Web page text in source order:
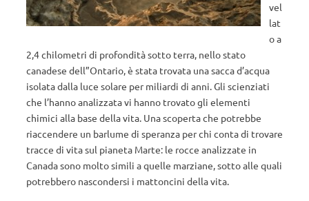
vel
lat
o a
2,4 chilometri di profondità sotto terra, nello stato
canadese dell”Ontario, è stata trovata una sacca d’acqua
isolata dalla luce solare per miliardi di anni. Gli scienziati
che l’hanno analizzata vi hanno trovato gli elementi
chimici alla base della vita. Una scoperta che potrebbe
riaccendere un barlume di speranza per chi conta di trovare
tracce di vita sul pianeta Marte: le rocce analizzate in
Canada sono molto simili a quelle marziane, sotto alle quali
potrebbero nascondersi i mattoncini della vita.